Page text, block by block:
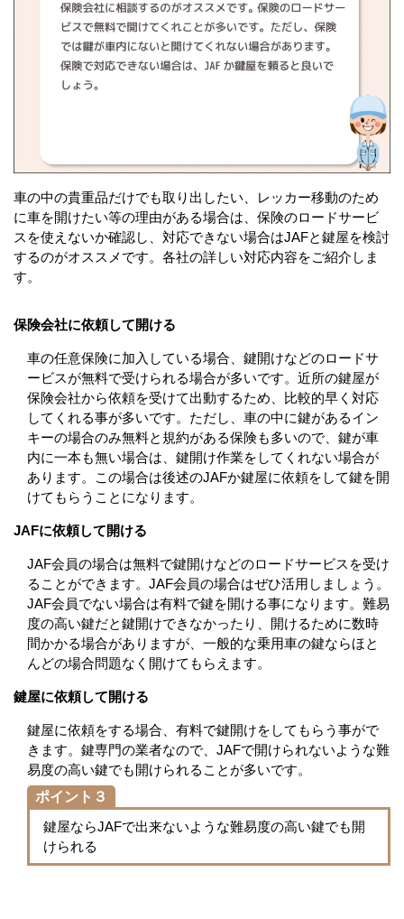
車の中の貴重品だけでも取り出したい、レッカー移動のため
に車を開けたい等の理由がある場合は、保険のロードサービ
スを使えないか確認し、対応できない場合はJAFと鍵屋を検討
するのがオススメです。各社の詳しい対応内容をご紹介しま
す。
保険会社に依頼して開ける
車の任意保険に加入している場合、鍵開けなどのロードサ
ービスが無料で受けられる場合が多いです。近所の鍵屋が
保険会社から依頼を受けて出動するため、比較的早く対応
してくれる事が多いです。ただし、車の中に鍵があるイン
キーの場合のみ無料と規約がある保険も多いので、鍵が車
内に一本も無い場合は、鍵開け作業をしてくれない場合が
あります。この場合は後述のJAFか鍵屋に依頼をして鍵を開
けてもらうことになります。
JAFに依頼して開ける
JAF会員の場合は無料で鍵開けなどのロードサービスを受け
ることができます。JAF会員の場合はぜひ活用しましょう。
JAF会員でない場合は有料で鍵を開ける事になります。難易
度の高い鍵だと鍵開けできなかったり、開けるために数時
間かかる場合がありますが、一般的な乗用車の鍵ならほと
んどの場合問題なく開けてもらえます。
鍵屋に依頼して開ける
鍵屋に依頼をする場合、有料で鍵開けをしてもらう事がで
きます。鍵専門の業者なので、JAFで開けられないような難
易度の高い鍵でも開けられることが多いです。
ポイント３
鍵屋ならJAFで出来ないような難易度の高い鍵でも開
けられる